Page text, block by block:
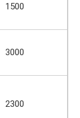
1500
3000
2300